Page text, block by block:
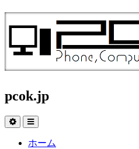
pcok.jp
ホーム